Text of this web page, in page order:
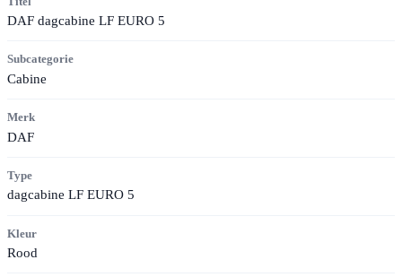
DAF dagcabine LF EURO 5
Subcategorie
Cabine
Merk
DAF
Type
dagcabine LF EURO 5
Kleur
Rood